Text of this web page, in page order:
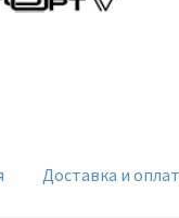
Доставка и